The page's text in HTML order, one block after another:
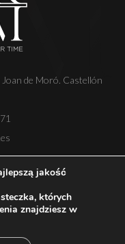
de Moró. Castellón
prywatności
jakość
których
znajdziesz w